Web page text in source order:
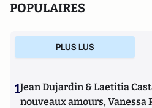
POPULAIRES
PLUS LUS
1Jean Dujardin & Laetitia
nouveaux amours, Vanessa